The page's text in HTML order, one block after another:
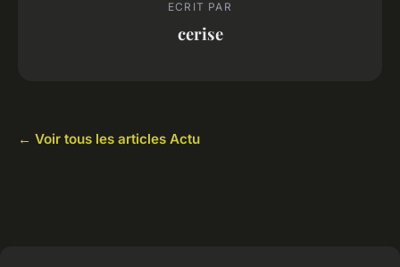
ECRIT PAR
cerise
← Voir tous les articles Actu